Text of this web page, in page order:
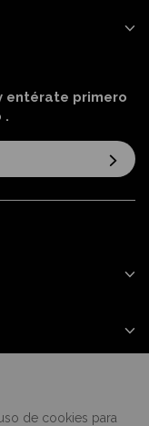
de cookies para
entérate primero
.